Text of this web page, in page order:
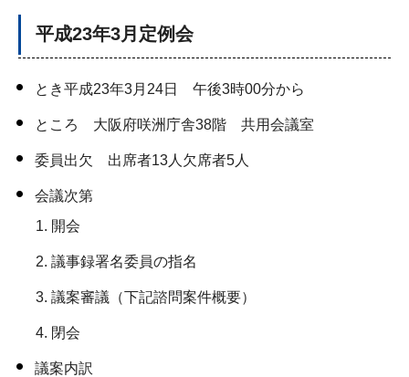
平成23年3月定例会
とき平成23年3月24日 午後3時00分から
ところ 大阪府咲洲庁舎38階 共用会議室
委員出欠 出席者13人欠席者5人
会議次第
開会
議事録署名委員の指名
議案審議（下記諮問案件概要）
閉会
議案内訳